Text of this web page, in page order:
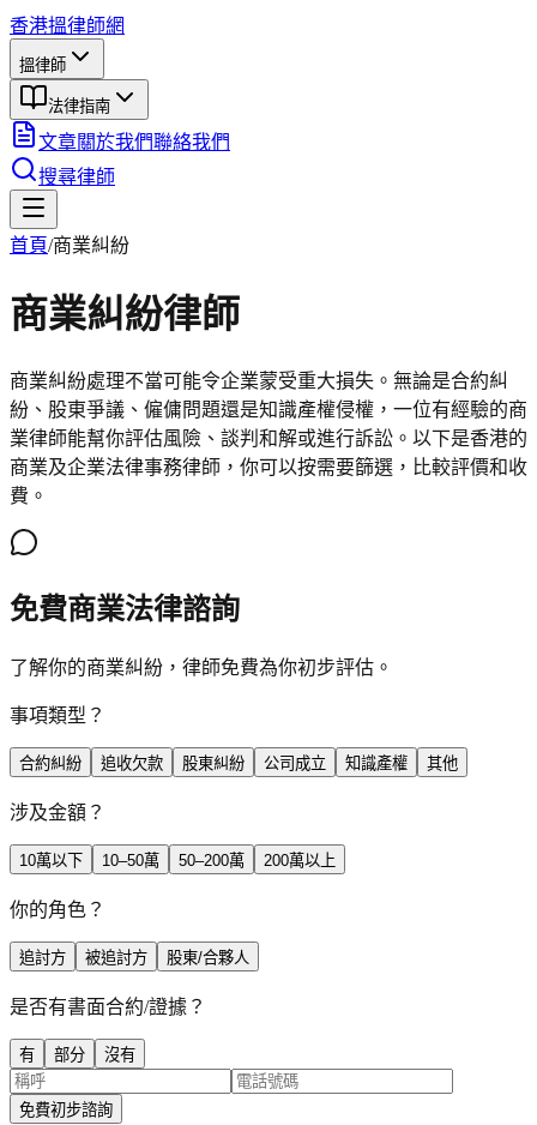
香港搵律師網
搵律師
法律指南
文章關於我們聯絡我們
搜尋律師
首頁/商業糾紛
商業糾紛律師
商業糾紛處理不當可能令企業蒙受重大損失。無論是合約糾
紛、股東爭議、僱傭問題還是知識產權侵權，一位有經驗的商
業律師能幫你評估風險、談判和解或進行訴訟。以下是香港的
商業及企業法律事務律師，你可以按需要篩選，比較評價和收
費。
免費商業法律諮詢
了解你的商業糾紛，律師免費為你初步評估。
事項類型？
合約糾紛 追收欠款 股東糾紛 公司成立 知識產權 其他
涉及金額？
10萬以下 10–50萬 50–200萬 200萬以上
你的角色？
追討方 被追討方 股東/合夥人
是否有書面合約/證據？
有 部分 沒有
免費初步諮詢